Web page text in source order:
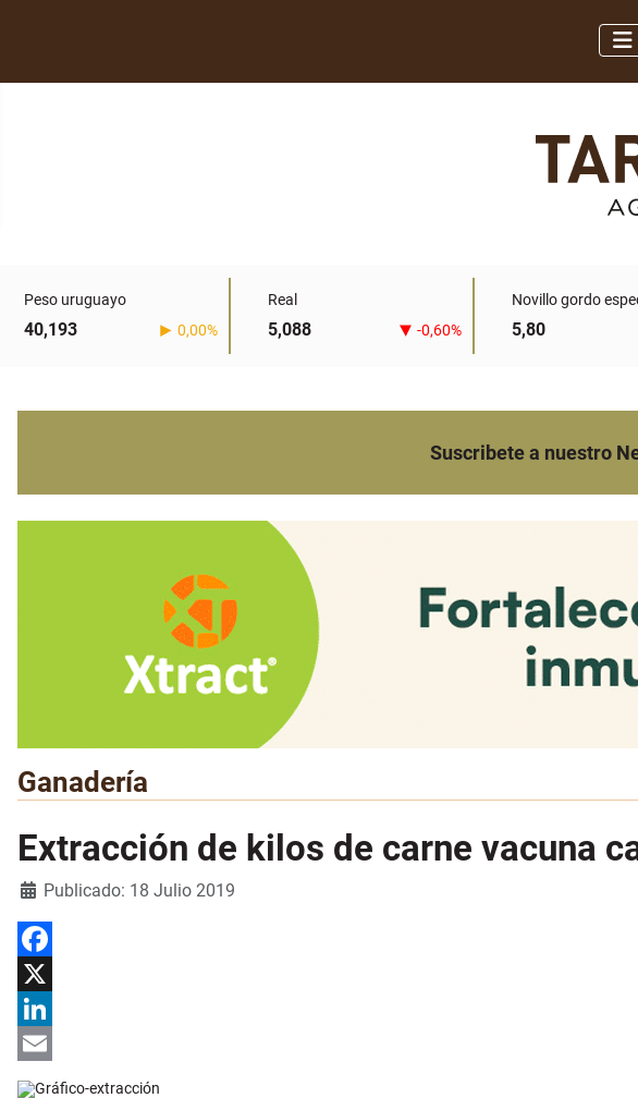
Peso uruguayo
40,193 0,00%
Real
5,088 -0,60%
Novillo gordo
5,80
Suscribete a nuestro
Ganadería
Extracción de kilos de carne vacuna
Detalles
Publicado: 18 Julio 2019
Facebook
X
LinkedIn
Email